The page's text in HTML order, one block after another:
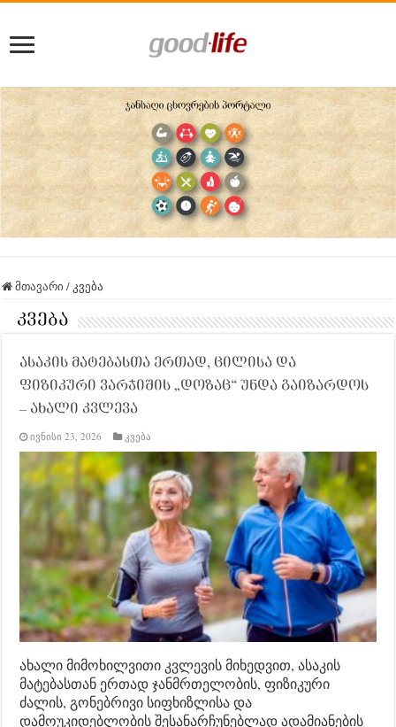
მთავარი /კვება
კვება
ასაკის მატებასთა ერთად, ცილისა და
ფიზიკური ვარჯიშის „დოზაც“ უნდა გაიზარდოს
– ახალი კვლევა
ივნისი 23, 2026 კვება
ახალი მიმოხილვითი კვლევის მიხედვით, ასაკის
მატებასთან ერთად ჯანმრთელობის, ფიზიკური
ძალის, გონებრივი სიფხიზლისა და
დამოუკიდებლობის შესანარჩუნებლად ადამიანების